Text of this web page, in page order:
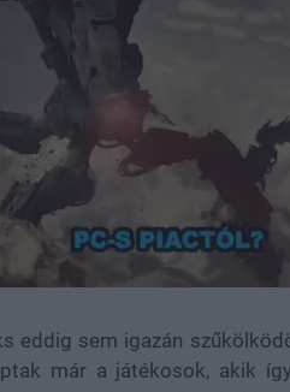
44.67%
eddig sem igazán
már a játékosok, akik